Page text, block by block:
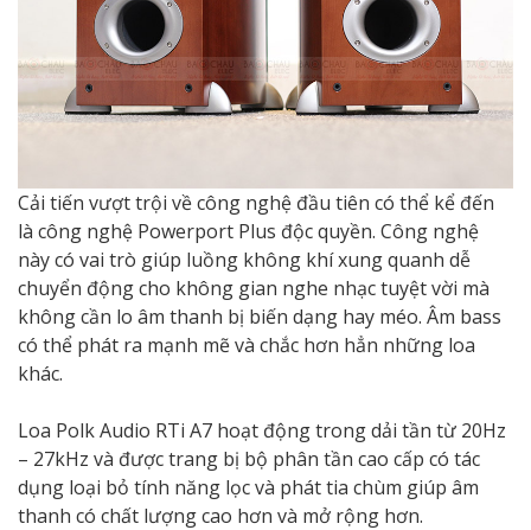
Cải tiến vượt trội về công nghệ đầu tiên có thể kể đến
là công nghệ Powerport Plus độc quyền. Công nghệ
này có vai trò giúp luồng không khí xung quanh dễ
chuyển động cho không gian nghe nhạc tuyệt vời mà
không cần lo âm thanh bị biến dạng hay méo. Âm bass
có thể phát ra mạnh mẽ và chắc hơn hẳn những loa
khác.
Loa Polk Audio RTi A7 hoạt động trong dải tần từ 20Hz
– 27kHz và được trang bị bộ phân tần cao cấp có tác
dụng loại bỏ tính năng lọc và phát tia chùm giúp âm
thanh có chất lượng cao hơn và mở rộng hơn.